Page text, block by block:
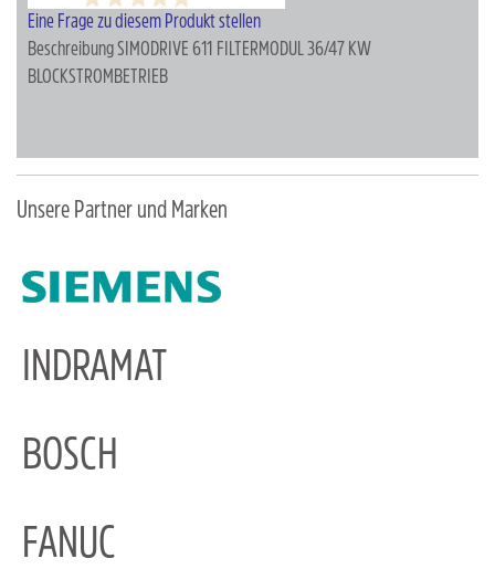
Eine Frage zu diesem Produkt stellen
BeschreibungSIMODRIVE 611 FILTERMODUL 36/47 KW
BLOCKSTROMBETRIEB
Unsere Partner und Marken
INDRAMAT
BOSCH
FANUC